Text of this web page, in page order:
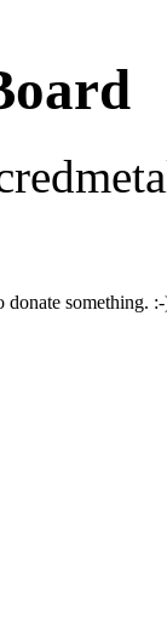
something.